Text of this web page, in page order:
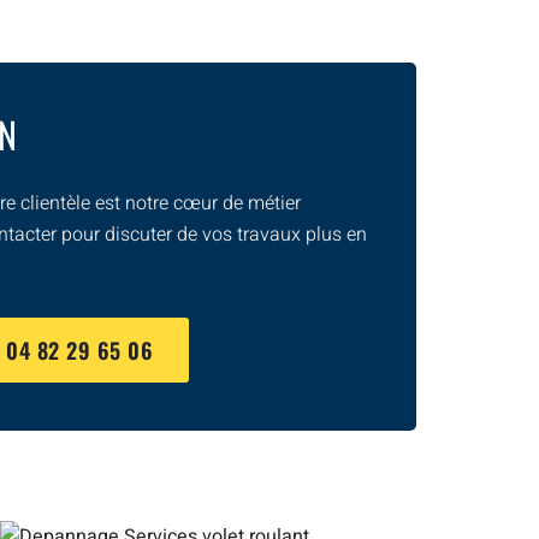
clientèle est notre cœur de métier
pour discuter de vos travaux plus en
04 82 29 65 06